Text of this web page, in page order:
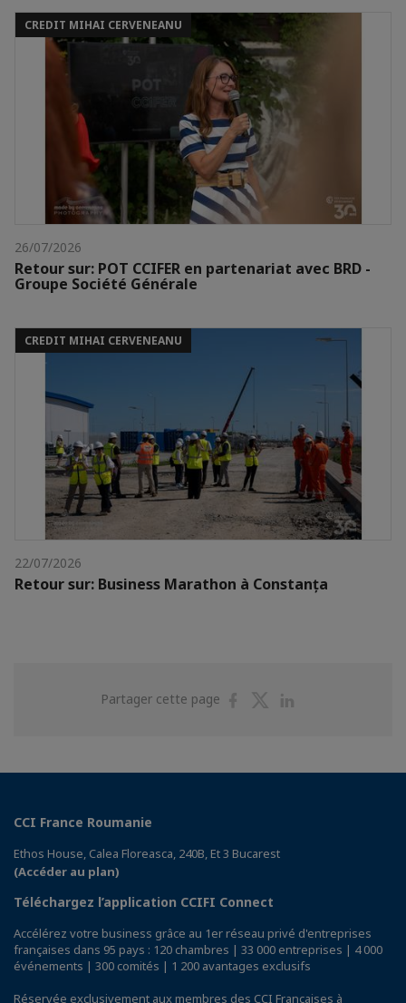
CREDIT MIHAI CERVENEANU
26/07/2026
Retour sur: POT CCIFER en partenariat avec BRD -
Groupe Société Générale
CREDIT MIHAI CERVENEANU
22/07/2026
Retour sur: Business Marathon à Constanța
Partager cette page
PartagerPartager
CCI France Roumanie
Ethos House, Calea Floreasca, 240B, Et 3 Bucarest
(Accéder au plan)
Téléchargez l’application CCIFI Connect
Accélérez votre business grâce au 1er réseau privé d'entreprises
françaises dans 95 pays : 120 chambres | 33 000 entreprises | 4 000
événements | 300 comités | 1 200 avantages exclusifs
Réservée exclusivement aux membres des CCI Françaises à